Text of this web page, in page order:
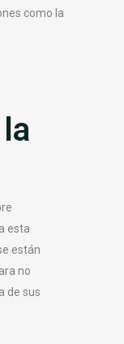
como la
esta
están
no
de sus